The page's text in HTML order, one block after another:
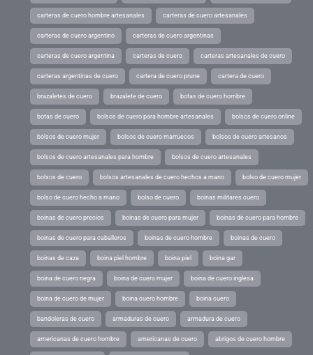
carteras de cuero hombre artesanales carteras de cuero artesanales
carteras de cuero argentino carteras de cuero argentinas
carteras de cuero argentina carteras de cuero carteras artesanales de cuero
carteras argentinas de cuero cartera de cuero prune cartera de cuero
brazaletes de cuero brazalete de cuero botas de cuero hombre
botas de cuero bolsos de cuero para hombre artesanales bolsos de cuero online
bolsos de cuero mujer bolsos de cuero marruecos bolsos de cuero artesanos
bolsos de cuero artesanales para hombre bolsos de cuero artesanales
bolsos de cuero bolsos artesanales de cuero hechos a mano bolso de cuero mujer
bolso de cuero hecho a mano bolso de cuero boinas militares cuero
boinas de cuero precios boinas de cuero para mujer boinas de cuero para hombre
boinas de cuero para caballeros boinas de cuero hombre boinas de cuero
boinas de caza boina piel hombre boina piel boina gar
boina de cuero negra boina de cuero mujer boina de cuero inglesa
boina de cuero de mujer boina cuero hombre boina cuero
bandoleras de cuero armaduras de cuero armadura de cuero
americanas de cuero hombre americanas de cuero abrigos de cuero hombre